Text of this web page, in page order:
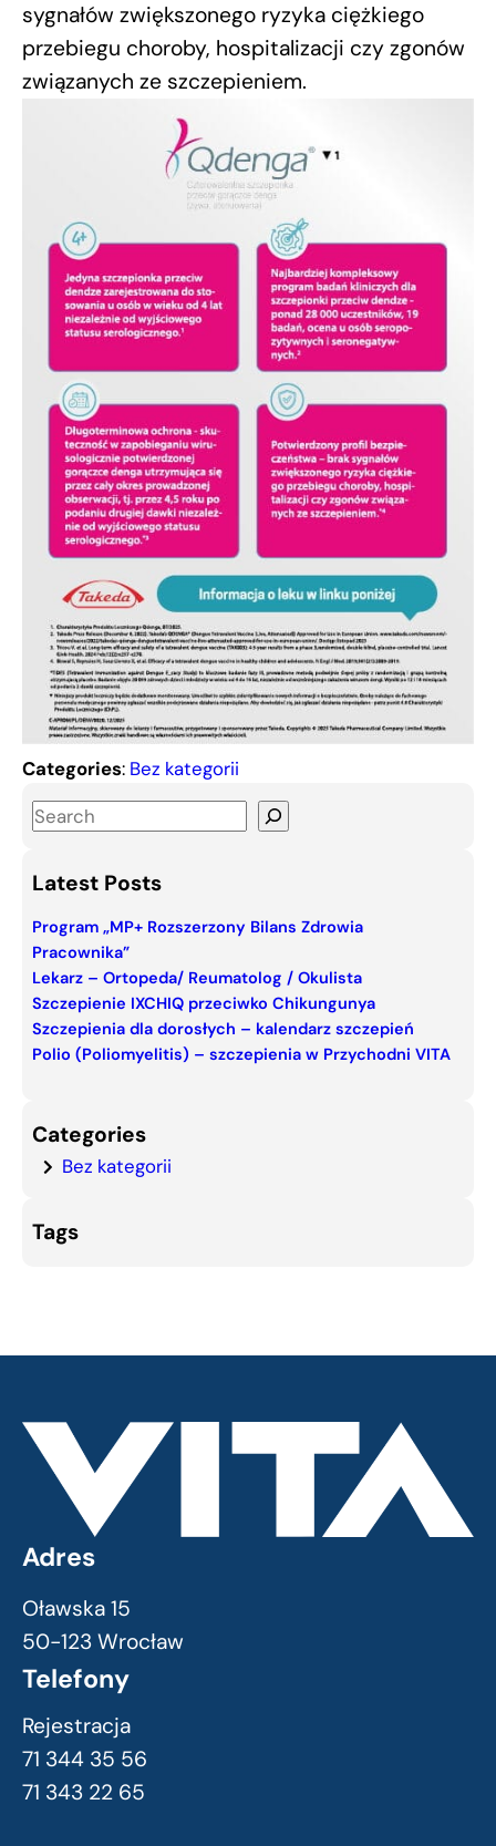
sygnałów zwiększonego ryzyka ciężkiego
przebiegu choroby, hospitalizacji czy zgonów
związanych ze szczepieniem.
Categories: Bez kategorii
S
a
c
h
Latest Posts
Program „MP+ Rozszerzony Bilans Zdrowia
Pracownika”
Lekarz – Ortopeda/ Reumatolog / Okulista
Szczepienie IXCHIQ przeciwko Chikungunya
Szczepienia dla dorosłych – kalendarz szczepień
Polio (Poliomyelitis) – szczepienia w Przychodni VITA
Categories
Bez kategorii
Tags
Adres
Oławska 15
50-123 Wrocław
Telefony
Rejestracja
71 344 35 56
71 343 22 65